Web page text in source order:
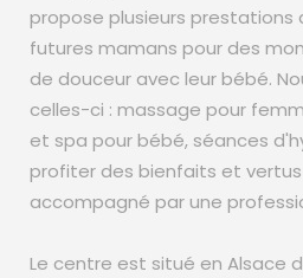
propose plusieurs prestations
futures mamans pour des
de douceur avec leur bébé.
celles-ci : massage pour
et spa pour bébé, séances
profiter des bienfaits et
accompagné par une
Le centre est situé en Alsace